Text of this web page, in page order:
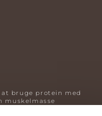
bruge protein med
muskelmasse